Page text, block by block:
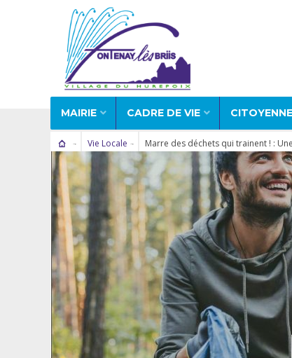
MAIRIE CADRE DE VIE
Vie Locale Marre des déchets qui trainent ! :